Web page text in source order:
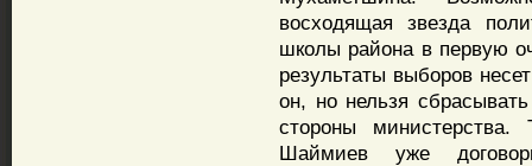
восходящая звезда
школы района в первую
результаты выборов
он, но нельзя
стороны
Шаймиев уже